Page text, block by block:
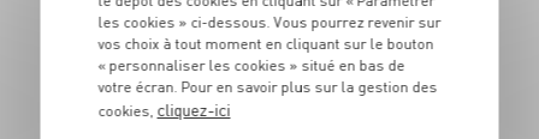
Le pot de 300g - Soit 8€63 le Kg
DU 27/07 AU 23/08
les cookies » ci-dessous. Vous pourrez revenir sur
vos choix à tout moment en cliquant sur le bouton
« personnaliser les cookies » situé en bas de
votre écran. Pour en savoir plus sur la gestion des
cookies, cliquez-ici